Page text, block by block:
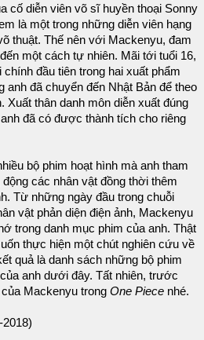
cố diễn viên võ sĩ huyền thoại Sonny
là một trong những diễn viên hạng
thuật. Thế nên với Mackenyu, đam
một cách tự nhiên. Mãi tới tuổi 16,
đầu tiên trong hai xuất phẩm
anh đã chuyển đến Nhật Bản để theo
Xuất thân danh môn diễn xuất đúng
đã có được thành tích cho riêng
bộ phim hoạt hình mà anh tham
các nhân vật đồng thời thêm
Từ những ngày đầu trong chuỗi
vật phản diện điện ảnh, Mackenyu
trong danh mục phim của anh. Thật
thực hiện một chút nghiên cứu về
quả là danh sách những bộ phim
anh dưới đây. Tất nhiên, trước
Mackenyu trong One Piece nhé.
2018)